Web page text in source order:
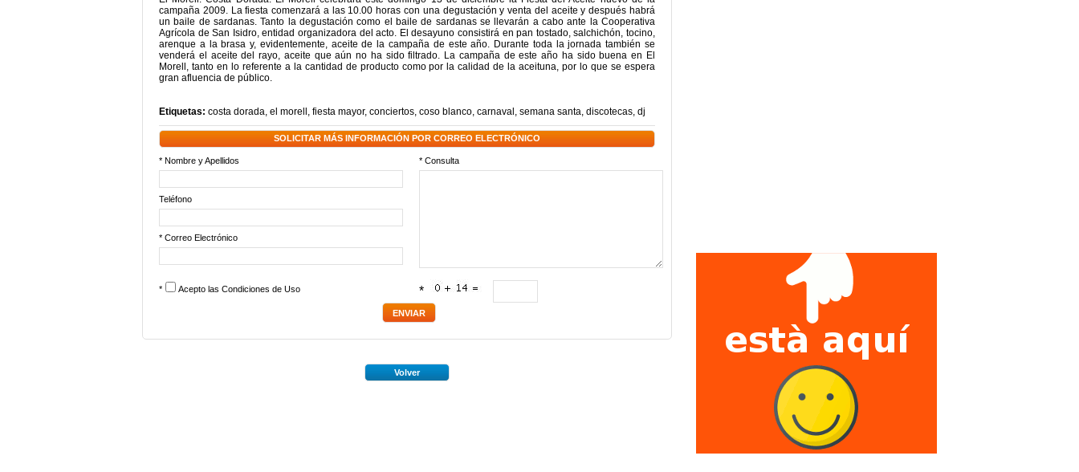
campaña 2009. La fiesta comenzará a las 10.00 horas con una degustación y venta del aceite y después habrá
un baile de sardanas. Tanto la degustación como el baile de sardanas se llevarán a cabo ante la Cooperativa
Agrícola de San Isidro, entidad organizadora del acto. El desayuno consistirá en pan tostado, salchichón, tocino,
arenque a la brasa y, evidentemente, aceite de la campaña de este año. Durante toda la jornada también se
venderá el aceite del rayo, aceite que aún no ha sido filtrado. La campaña de este año ha sido buena en El
Morell, tanto en lo referente a la cantidad de producto como por la calidad de la aceituna, por lo que se espera
gran afluencia de público.
Etiquetas: costa dorada, el morell , fiesta mayor, conciertos, coso blanco, carnaval , semana santa, discotecas, dj
SOLICITAR MÁS INFORMACIÓN POR CORREO ELECTRÓNICO
* Nombre y Apellidos * Consulta
Teléfono
* Correo Electrónico
* Acepto las Condiciones de Uso *
Volver